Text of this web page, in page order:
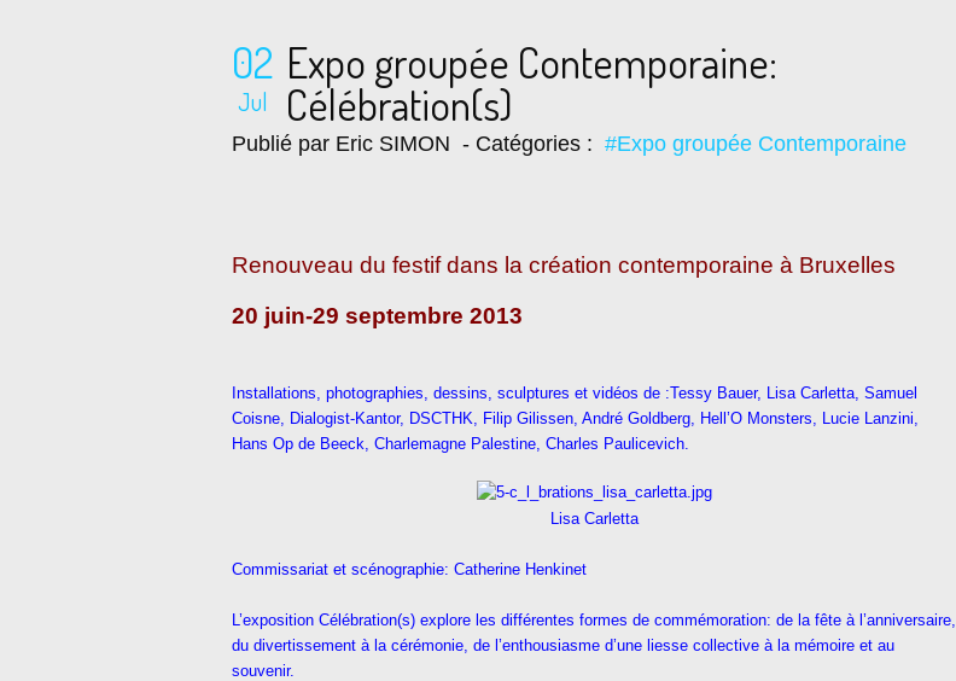
02
Jul
Expo groupée Contemporaine:
Célébration(s)
Publié par Eric SIMON - Catégories : #Expo groupée Contemporaine
Renouveau du festif dans la création contemporaine à Bruxelles
20 juin-29 septembre 2013
Installations, photographies, dessins, sculptures et vidéos de :Tessy Bauer, Lisa Carletta, Samuel
Coisne, Dialogist-Kantor, DSCTHK, Filip Gilissen, André Goldberg, Hell’O Monsters, Lucie Lanzini,
Hans Op de Beeck, Charlemagne Palestine, Charles Paulicevich.
Lisa Carletta
Commissariat et scénographie: Catherine Henkinet
L’exposition Célébration(s) explore les différentes formes de commémoration: de la fête à l’anniversaire,
du divertissement à la cérémonie, de l’enthousiasme d’une liesse collective à la mémoire et au
souvenir.